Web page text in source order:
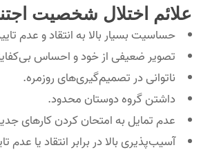
علائم اختلال شخصیت
حساسیت بسیار بالا به انتقاد و عدم
تصویر ضعیفی از خود و احساس
ناتوانی در تصمیم‌گیری‌های روزمره.
داشتن گروه دوستان محدود.
عدم تمایل به امتحان کردن کارهای
آسیب‌پذیری بالا در برابر انتقاد یا عدم